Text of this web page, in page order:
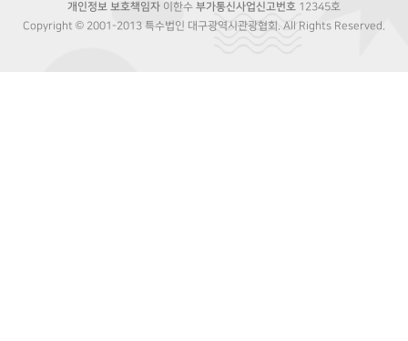
개인정보 보호책임자 이한수 부가통신사업신고번호 12345호
Copyright © 2001-2013 특수법인 대구광역시관광협회. All Rights Reserved.